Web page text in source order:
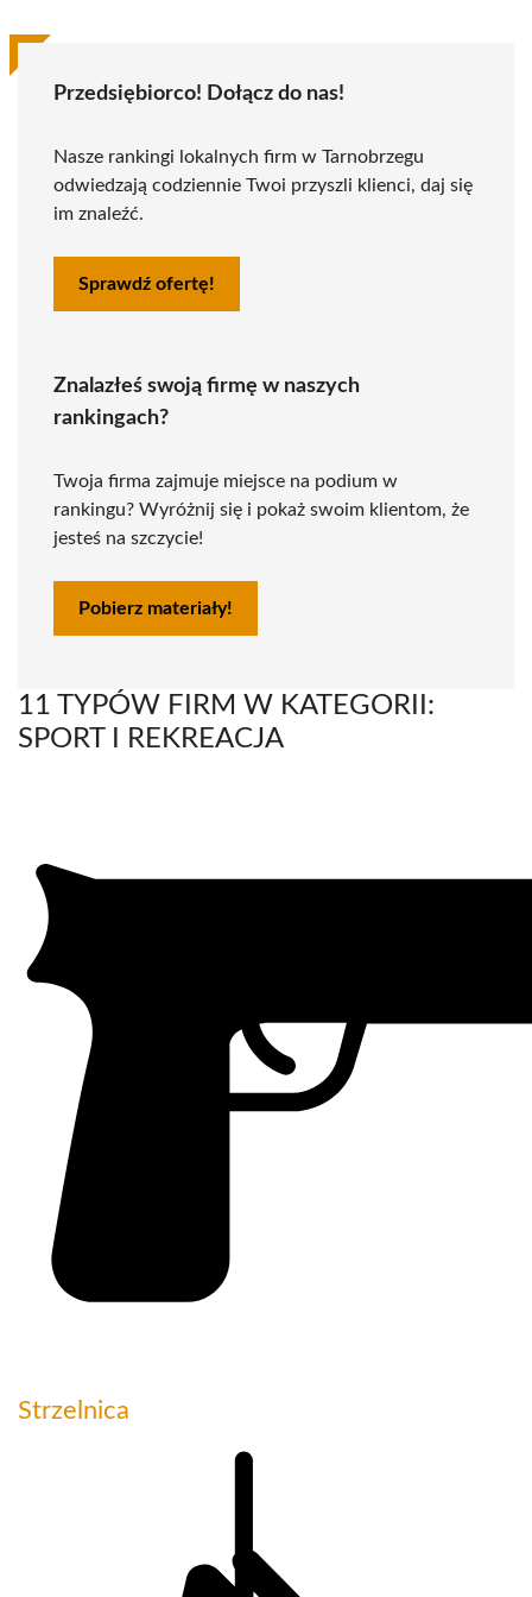
Przedsiębiorco! Dołącz do nas!
Nasze rankingi lokalnych firm w Tarnobrzegu
odwiedzają codziennie Twoi przyszli klienci, daj się
im znaleźć.
Sprawdź ofertę!
Znalazłeś swoją firmę w naszych
rankingach?
Twoja firma zajmuje miejsce na podium w
rankingu? Wyróżnij się i pokaż swoim klientom, że
jesteś na szczycie!
Pobierz materiały!
11 TYPÓW FIRM W KATEGORII:
SPORT I REKREACJA
Strzelnica